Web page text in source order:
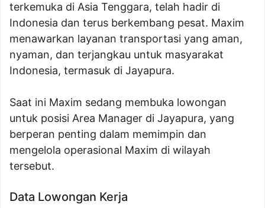
terkemuka di Asia Tenggara, telah hadir di
Indonesia dan terus berkembang pesat. Maxim
menawarkan layanan transportasi yang aman,
nyaman, dan terjangkau untuk masyarakat
Indonesia, termasuk di Jayapura.
Saat ini Maxim sedang membuka lowongan
untuk posisi Area Manager di Jayapura, yang
berperan penting dalam memimpin dan
mengelola operasional Maxim di wilayah
tersebut.
Data Lowongan Kerja